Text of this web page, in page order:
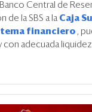
Central de
de la SBS a la Caja
financiero ,
con adecuada